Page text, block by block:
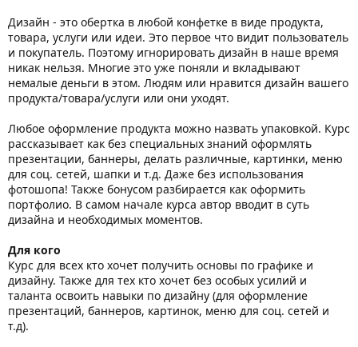
Дизайн - это обертка в любой конфетке в виде продукта,
товара, услуги или идеи. Это первое что видит пользователь
и покупатель. Поэтому игнорировать дизайн в наше время
никак нельзя. Многие это уже поняли и вкладывают
немалые деньги в этом. Людям или нравится дизайн вашего
продукта/товара/услуги или они уходят.
Любое оформление продукта можно назвать упаковкой. Курс
рассказывает как без специальных знаний оформлять
презентации, баннеры, делать различные, картинки, меню
для соц. сетей, шапки и т.д. Даже без использования
фотошопа! Также бонусом разбирается как оформить
портфолио. В самом начале курса автор вводит в суть
дизайна и необходимых моментов.
Для кого
Курс для всех кто хочет получить основы по графике и
дизайну. Также для тех кто хочет без особых усилий и
таланта освоить навыки по дизайну (для оформление
презентаций, баннеров, картинок, меню для соц. сетей и
т.д).